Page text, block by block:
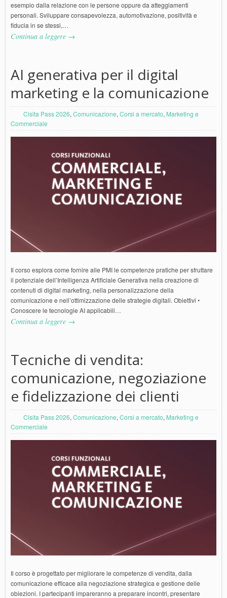
esempio dalla relazione con le persone oppure da atteggiamenti
personali. Sviluppare consapevolezza, automotivazione, positività e
fiducia in se stessi,…
Continua a leggere →
AI generativa per il digital
marketing e la comunicazione
Cisita Pass 2026,Comunicazione,Corsi a mercato, Marketing e
Commerciale
Il corso esplora come fornire alle PMI le competenze pratiche per sfruttare
il potenziale dell’Intelligenza Artificiale Generativa nella creazione di
contenuti di digital marketing, nella personalizzazione della
comunicazione e nell’ottimizzazione delle strategie digitali. Obiettivi •
Conoscere le tecnologie AI applicabili…
Continua a leggere →
Tecniche di vendita:
comunicazione, negoziazione
e fidelizzazione dei clienti
Cisita Pass 2026, Comunicazione, Corsi a mercato, Marketing e
Commerciale
Il corso è progettato per migliorare le competenze di vendita, dalla
comunicazione efficace alla negoziazione strategica e gestione delle
obiezioni. I partecipanti impareranno a preparare incontri, presentare